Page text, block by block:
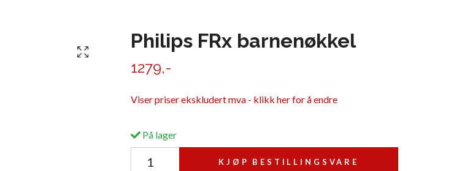
Philips FRx barnenøkkel
1279,-
Viser priser ekskludert mva - klikk her for å endre
På lager
KJØP BESTILLINGSVARE